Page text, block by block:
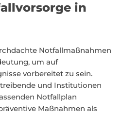
in
Notfallmaßnahmen
um auf
vorbereitet zu sein.
und Institutionen
Notfallplan
Maßnahmen als